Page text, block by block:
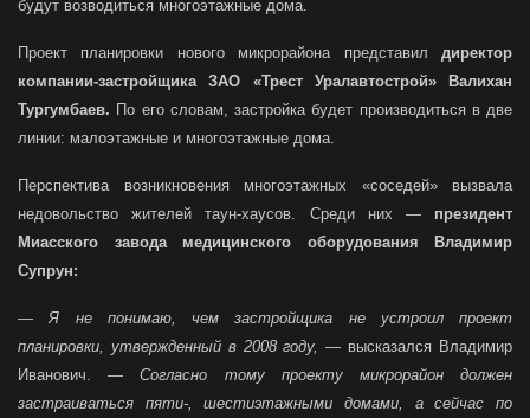
будут возводиться многоэтажные дома.
Проект планировки нового микрорайона представил директор
компании-застройщика ЗАО «Трест Уралавтострой» Валихан
Тургумбаев. По его словам, застройка будет производиться в две
линии: малоэтажные и многоэтажные дома.
Перспектива возникновения многоэтажных «соседей» вызвала
недовольство жителей таун-хаусов. Среди них — президент
Миасского завода медицинского оборудования Владимир
Супрун:
—Я не понимаю, чем застройщика не устроил проект
планировки, утвержденный в 2008 году, — высказался Владимир
Иванович. —Согласно тому проекту микрорайон должен
застраиваться пяти-, шестиэтажными домами, а сейчас по